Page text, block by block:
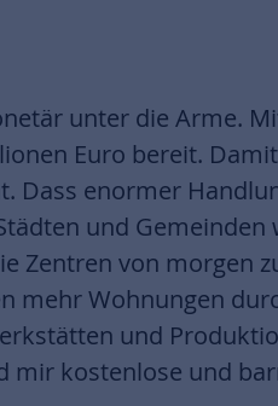
unter die Arme.
Euro bereit.
Dass enormer
und Gemeinden
Zentren von morgen
mehr Wohnungen
und
mir kostenlose und